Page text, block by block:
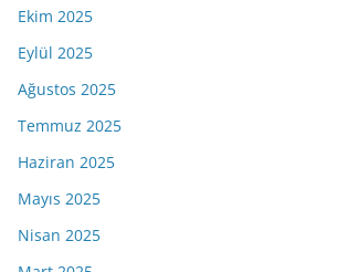
Ekim 2025
Eylül 2025
Ağustos 2025
Temmuz 2025
Haziran 2025
Mayıs 2025
Nisan 2025